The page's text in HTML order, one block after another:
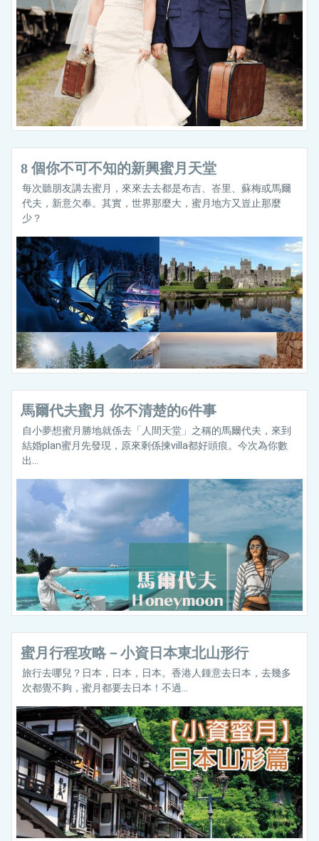
8 個你不可不知的新興蜜月天堂
每次聽朋友講去蜜月，來來去去都是布吉、峇里、蘇梅或馬爾
代夫，新意欠奉。其實，世界那麼大，蜜月地方又豈止那麼
少？
馬爾代夫蜜月 你不清楚的6件事
自小夢想蜜月勝地就係去「人間天堂」之稱的馬爾代夫，來到
結婚plan蜜月先發現，原來剩係揀villa都好頭痕。今次為你數
出...
蜜月行程攻略－小資日本東北山形行
旅行去哪兒？日本，日本，日本。香港人鍾意去日本，去幾多
次都覺不夠，蜜月都要去日本！不過...